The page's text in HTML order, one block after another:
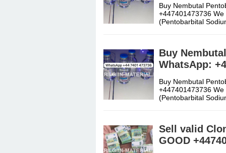
Buy Nembutal
+447401473736
(Pentobarbital
Buy
WhatsApp:
Buy Nembutal
+447401473736
(Pentobarbital
Sell valid
GOOD